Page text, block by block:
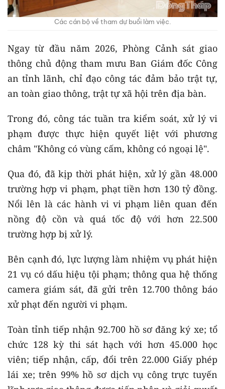
Các cán bộ về tham dự buổi làm việc.
Ngay từ đầu năm 2026, Phòng Cảnh sát giao
thông chủ động tham mưu Ban Giám đốc Công
an tỉnh lãnh, chỉ đạo công tác đảm bảo trật tự,
an toàn giao thông, trật tự xã hội trên địa bàn.
Trong đó, công tác tuần tra kiểm soát, xử lý vi
phạm được thực hiện quyết liệt với phương
châm "Không có vùng cấm, không có ngoại lệ".
Qua đó, đã kịp thời phát hiện, xử lý gần 48.000
trường hợp vi phạm, phạt tiền hơn 130 tỷ đồng.
Nổi lên là các hành vi vi phạm liên quan đến
nồng độ cồn và quá tốc độ với hơn 22.500
trường hợp bị xử lý.
Bên cạnh đó, lực lượng làm nhiệm vụ phát hiện
21 vụ có dấu hiệu tội phạm; thông qua hệ thống
camera giám sát, đã gửi trên 12.700 thông báo
xử phạt đến người vi phạm.
Toàn tỉnh tiếp nhận 92.700 hồ sơ đăng ký xe; tổ
chức 128 kỳ thi sát hạch với hơn 45.000 học
viên; tiếp nhận, cấp, đổi trên 22.000 Giấy phép
lái xe; trên 99% hồ sơ dịch vụ công trực tuyến